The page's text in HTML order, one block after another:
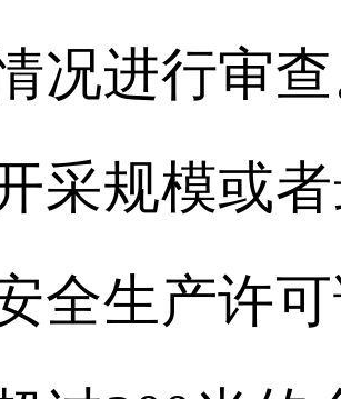
况进行审
采规模或
全生产许